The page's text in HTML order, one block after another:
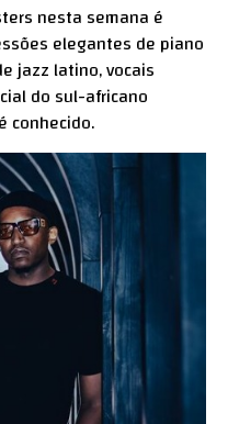
nesta semana é
elegantes de piano
jazz latino, vocais
do sul-africano
conhecido.